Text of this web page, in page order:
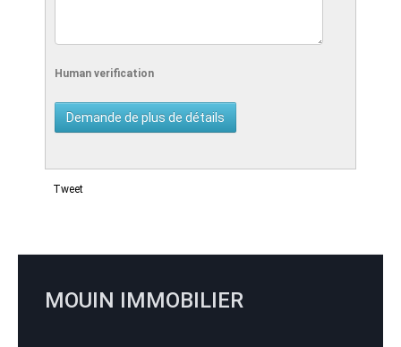
Human verification
Tweet
MOUIN IMMOBILIER